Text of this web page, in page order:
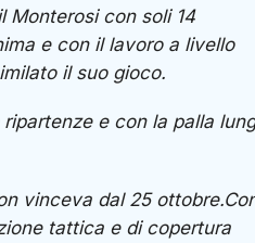
Monterosi con soli 14
e con il lavoro a livello
il suo gioco.
e con la palla
vinceva dal 25
tattica e di copertura